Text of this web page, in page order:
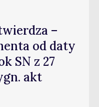
–
od daty
SN z 27
akt